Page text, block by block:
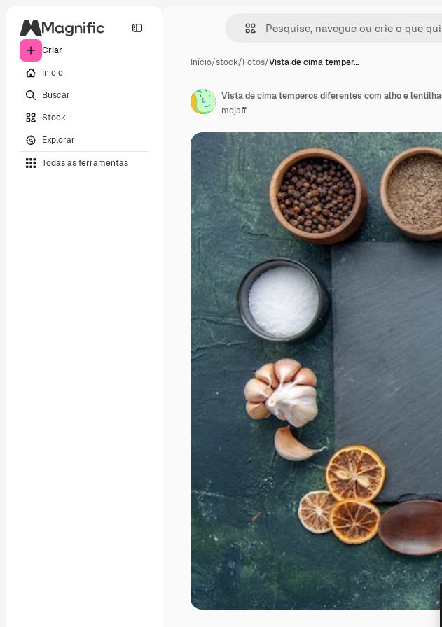
Criar
Início
Buscar
Stock
Explorar
Todas as ferramentas
Início/stock/Fotos/Vista de cima temper…
mdjaff